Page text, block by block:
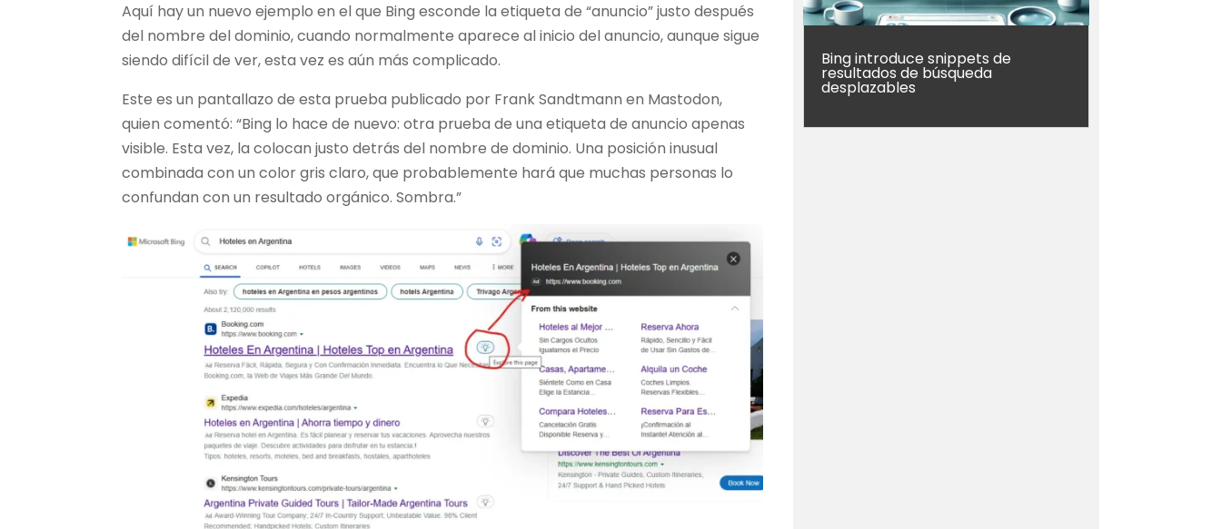
Aquí hay un nuevo ejemplo en el que Bing esconde la etiqueta de “anuncio” justo después
del nombre del dominio, cuando normalmente aparece al inicio del anuncio, aunque sigue
siendo difícil de ver, esta vez es aún más complicado.
Este es un pantallazo de esta prueba publicado por Frank Sandtmann en Mastodon,
quien comentó: “Bing lo hace de nuevo: otra prueba de una etiqueta de anuncio apenas
visible. Esta vez, la colocan justo detrás del nombre de dominio. Una posición inusual
combinada con un color gris claro, que probablemente hará que muchas personas lo
confundan con un resultado orgánico. Sombra.”
Bing introduce snippets de
resultados de búsqueda
desplazables